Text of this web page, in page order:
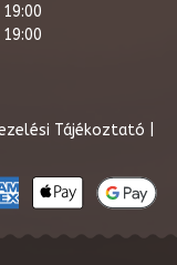
Tájékoztató